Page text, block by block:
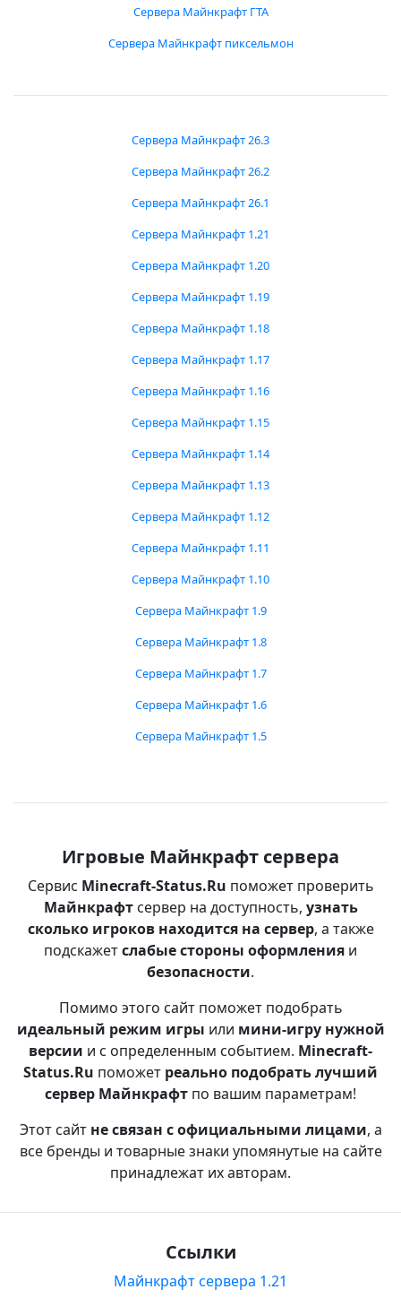
Сервера Майнкрафт ГТА
Сервера Майнкрафт пиксельмон
Сервера Майнкрафт 26.3
Сервера Майнкрафт 26.2
Сервера Майнкрафт 26.1
Сервера Майнкрафт 1.21
Сервера Майнкрафт 1.20
Сервера Майнкрафт 1.19
Сервера Майнкрафт 1.18
Сервера Майнкрафт 1.17
Сервера Майнкрафт 1.16
Сервера Майнкрафт 1.15
Сервера Майнкрафт 1.14
Сервера Майнкрафт 1.13
Сервера Майнкрафт 1.12
Сервера Майнкрафт 1.11
Сервера Майнкрафт 1.10
Сервера Майнкрафт 1.9
Сервера Майнкрафт 1.8
Сервера Майнкрафт 1.7
Сервера Майнкрафт 1.6
Сервера Майнкрафт 1.5
Игровые Майнкрафт сервера
Сервис Minecraft-Status.Ru поможет проверить
Майнкрафтсервер на доступность, узнать
сколько игроков находится на сервер, а также
подскажетслабые стороны оформления и
безопасности.
Помимо этого сайт поможет подобрать
идеальный режим игры или мини-игру нужной
версии и с определенным событием. Minecraft-
Status.Ru поможет реально подобрать лучший
сервер Майнкрафт по вашим параметрам!
Этот сайт не связан с официальными лицами, а
все бренды и товарные знаки упомянутые на сайте
принадлежат их авторам.
Ссылки
Майнкрафт сервера 1.21